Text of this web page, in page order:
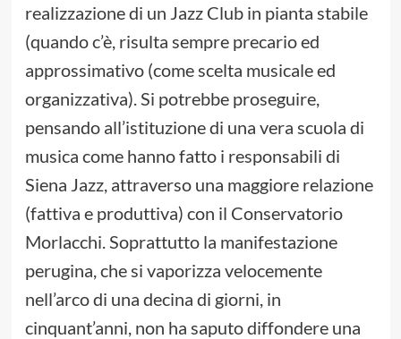
realizzazione di un Jazz Club in pianta stabile
(quando c’è, risulta sempre precario ed
approssimativo (come scelta musicale ed
organizzativa). Si potrebbe proseguire,
pensando all’istituzione di una vera scuola di
musica come hanno fatto i responsabili di
Siena Jazz, attraverso una maggiore relazione
(fattiva e produttiva) con il Conservatorio
Morlacchi. Soprattutto la manifestazione
perugina, che si vaporizza velocemente
nell’arco di una decina di giorni, in
cinquant’anni, non ha saputo diffondere una